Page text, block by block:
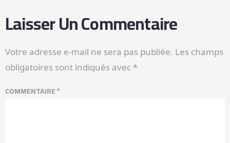
Laisser Un Commentaire
Votre adresse e-mail ne sera pas publiée. Les champs
obligatoires sont indiqués avec *
COMMENTAIRE*